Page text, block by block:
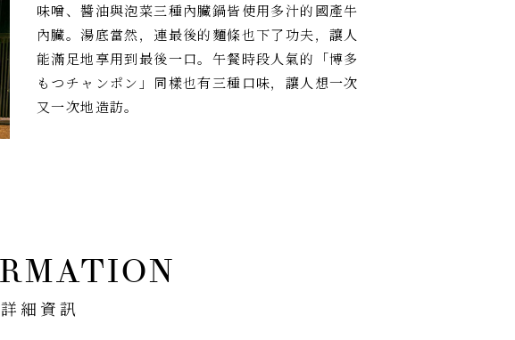
味噌、醬油與泡菜三種內臟鍋皆使用多汁的國產牛
內臟。湯底當然，連最後的麵條也下了功夫，讓人
能滿足地享用到最後一口。午餐時段人氣的「博多
もつチャンポン」同樣也有三種口味，讓人想一次
又一次地造訪。
詳細資訊